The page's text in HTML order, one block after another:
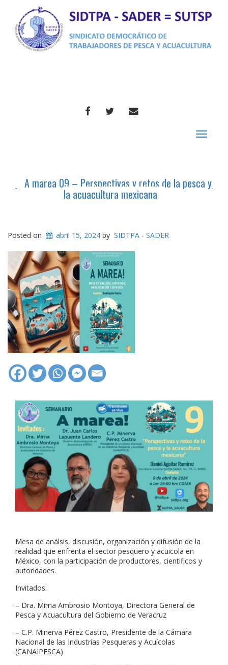
FACEBOOKTWITTERCORREO
Toggle
A marea 09 – Perspectivas y retos de la pesca y
la acuacultura mexicana
Posted on abril 15, 2024 by SIDTPA - SADER
Mesa de análsis, discusión, organización y difusión de la
realidad que enfrenta el sector pesquero y acuicola en
México, con la participación de productores, cientificos y
autoridades.
Invitados:
– Dra. Mirna Ambrosio Montoya, Directora General de
Pesca y Acuacultura del Gobierno de Veracruz
– C.P. Minerva Pérez Castro, Presidente de la Cámara
Nacional de las Industrias Pesqueras y Acuícolas
(CANAIPESCA)